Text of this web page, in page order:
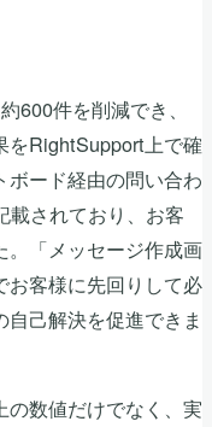
600件を削減でき、
をRightSupport上で確
ード経由の問い合わ
載されており、お客
。「メッセージ作成画
お客様に先回りして必
己解決を促進できま
数値だけでなく、実